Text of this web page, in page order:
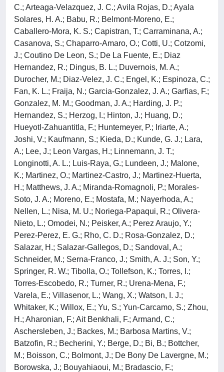
C.; Arteaga-Velazquez, J. C.; Avila Rojas, D.; Ayala
Solares, H. A.; Babu, R.; Belmont-Moreno, E.;
Caballero-Mora, K. S.; Capistran, T.; Carraminana, A.;
Casanova, S.; Chaparro-Amaro, O.; Cotti, U.; Cotzomi,
J.; Coutino De Leon, S.; De La Fuente, E.; Diaz
Hernandez, R.; Dingus, B. L.; Duvernois, M. A.;
Durocher, M.; Diaz-Velez, J. C.; Engel, K.; Espinoza, C.;
Fan, K. L.; Fraija, N.; Garcia-Gonzalez, J. A.; Garfias, F.;
Gonzalez, M. M.; Goodman, J. A.; Harding, J. P.;
Hernandez, S.; Herzog, I.; Hinton, J.; Huang, D.;
Hueyotl-Zahuantitla, F.; Huntemeyer, P.; Iriarte, A.;
Joshi, V.; Kaufmann, S.; Kieda, D.; Kunde, G. J.; Lara,
A.; Lee, J.; Leon Vargas, H.; Linnemann, J. T.;
Longinotti, A. L.; Luis-Raya, G.; Lundeen, J.; Malone,
K.; Martinez, O.; Martinez-Castro, J.; Martinez-Huerta,
H.; Matthews, J. A.; Miranda-Romagnoli, P.; Morales-
Soto, J. A.; Moreno, E.; Mostafa, M.; Nayerhoda, A.;
Nellen, L.; Nisa, M. U.; Noriega-Papaqui, R.; Olivera-
Nieto, L.; Omodei, N.; Peisker, A.; Perez Araujo, Y.;
Perez-Perez, E. G.; Rho, C. D.; Rosa-Gonzalez, D.;
Salazar, H.; Salazar-Gallegos, D.; Sandoval, A.;
Schneider, M.; Serna-Franco, J.; Smith, A. J.; Son, Y.;
Springer, R. W.; Tibolla, O.; Tollefson, K.; Torres, I.;
Torres-Escobedo, R.; Turner, R.; Urena-Mena, F.;
Varela, E.; Villasenor, L.; Wang, X.; Watson, I. J.;
Whitaker, K.; Willox, E.; Yu, S.; Yun-Carcamo, S.; Zhou,
H.; Aharonian, F.; Ait Benkhali, F.; Armand, C.;
Aschersleben, J.; Backes, M.; Barbosa Martins, V.;
Batzofin, R.; Becherini, Y.; Berge, D.; Bi, B.; Bottcher,
M.; Boisson, C.; Bolmont, J.; De Bony De Lavergne, M.;
Borowska, J.; Bouyahiaoui, M.; Bradascio, F.;